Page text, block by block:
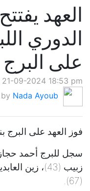
العهد
الدوري
على البرج
21-09-2024 18:53 pm
by Nada Ayoub
فوز العهد على البرج بنتيجة 3-1 على
(67).